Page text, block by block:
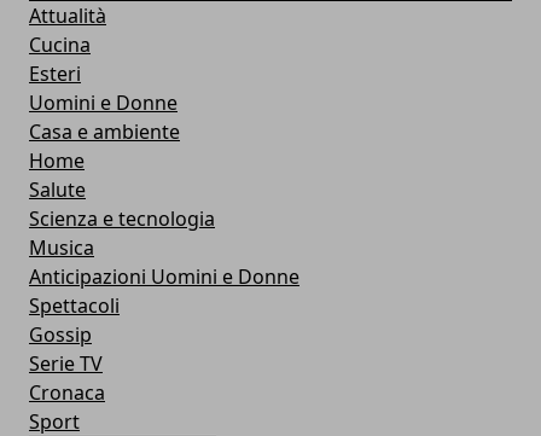
Attualità
Cucina
Esteri
Uomini e Donne
Casa e ambiente
Home
Salute
Scienza e tecnologia
Musica
Anticipazioni Uomini e Donne
Spettacoli
Gossip
Serie TV
Cronaca
Sport